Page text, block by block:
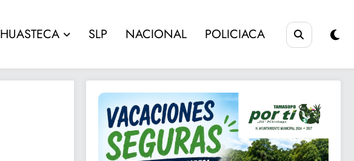
HUASTECA SLP NACIONAL POLICIACA